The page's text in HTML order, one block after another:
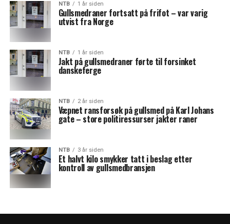
NTB 1 år siden
Gullsmedraner fortsatt på frifot – var varig
utvist fra Norge
NTB 1 år siden
Jakt på gullsmedraner førte til forsinket
danskeferge
NTB 2 år siden
Væpnet ransforsøk på gullsmed på Karl Johans
gate – store politiressurser jakter raner
NTB 3 år siden
Et halvt kilo smykker tatt i beslag etter
kontroll av gullsmedbransjen